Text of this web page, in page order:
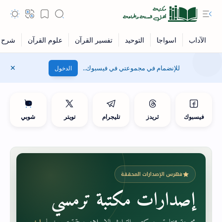
للإنضمام في مجموعتي في فيسبوك.. الدخول
فيسبوك ثريدز تليجرام تويتر شوبي
فهرس الإصدارات المحققة
إصدارات مكتبة ترمسي